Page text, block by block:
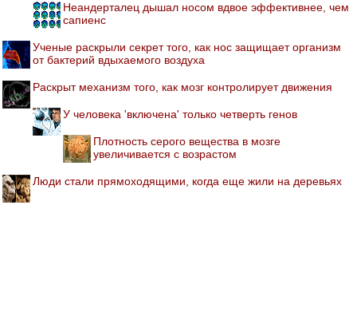
Неандерталец дышал носом вдвое эффективнее, чем
сапиенс
Ученые раскрыли секрет того, как нос защищает организм
от бактерий вдыхаемого воздуха
Раскрыт механизм того, как мозг контролирует движения
У человека 'включена' только четверть генов
Плотность серого вещества в мозге
увеличивается с возрастом
Люди стали прямоходящими, когда еще жили на деревьях